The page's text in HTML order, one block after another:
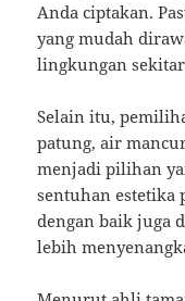
Anda ciptakan.
yang mudah
lingkungan
Selain itu,
patung, air
menjadi pilihan
sentuhan estetika
dengan baik juga
lebih